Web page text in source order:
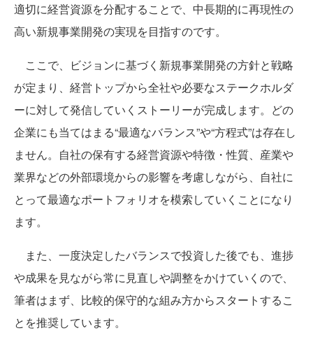
適切に経営資源を分配することで、中長期的に再現性の
高い新規事業開発の実現を目指すのです。
ここで、ビジョンに基づく新規事業開発の方針と戦略
が定まり、経営トップから全社や必要なステークホルダ
ーに対して発信していくストーリーが完成します。どの
企業にも当てはまる“最適なバランス”や“方程式”は存在し
ません。自社の保有する経営資源や特徴・性質、産業や
業界などの外部環境からの影響を考慮しながら、自社に
とって最適なポートフォリオを模索していくことになり
ます。
また、一度決定したバランスで投資した後でも、進捗
や成果を見ながら常に見直しや調整をかけていくので、
筆者はまず、比較的保守的な組み方からスタートするこ
とを推奨しています。